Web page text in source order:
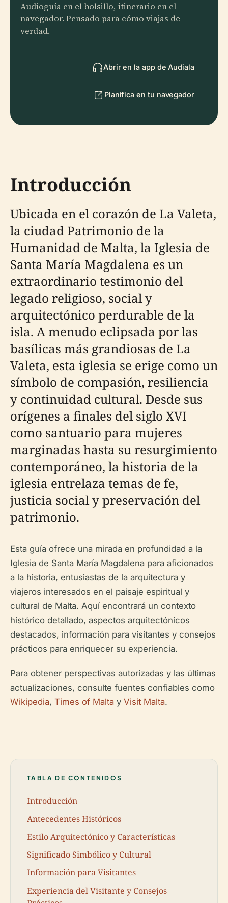
Audioguía en el bolsillo, itinerario en el
navegador. Pensado para cómo viajas de
verdad.
Abrir en la app de Audiala
Planifica en tu navegador
Introducción
Ubicada en el corazón de La Valeta,
la ciudad Patrimonio de la
Humanidad de Malta, la Iglesia de
Santa María Magdalena es un
extraordinario testimonio del
legado religioso, social y
arquitectónico perdurable de la
isla. A menudo eclipsada por las
basílicas más grandiosas de La
Valeta, esta iglesia se erige como un
símbolo de compasión, resiliencia
y continuidad cultural. Desde sus
orígenes a finales del siglo XVI
como santuario para mujeres
marginadas hasta su resurgimiento
contemporáneo, la historia de la
iglesia entrelaza temas de fe,
justicia social y preservación del
patrimonio.
Esta guía ofrece una mirada en profundidad a la
Iglesia de Santa María Magdalena para aficionados
a la historia, entusiastas de la arquitectura y
viajeros interesados en el paisaje espiritual y
cultural de Malta. Aquí encontrará un contexto
histórico detallado, aspectos arquitectónicos
destacados, información para visitantes y consejos
prácticos para enriquecer su experiencia.
Para obtener perspectivas autorizadas y las últimas
actualizaciones, consulte fuentes confiables como
Wikipedia, Times of Malta y Visit Malta.
TABLA DE CONTENIDOS
Introducción
Antecedentes Históricos
Estilo Arquitectónico y Características
Significado Simbólico y Cultural
Información para Visitantes
Experiencia del Visitante y Consejos